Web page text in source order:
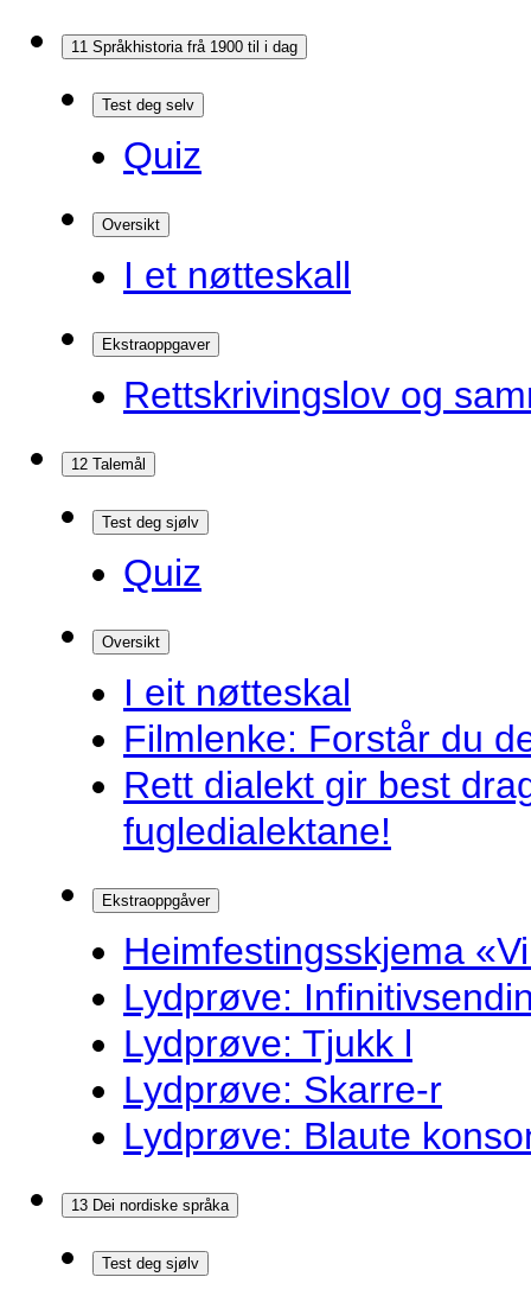
11 Språkhistoria frå 1900 til i dag
Test deg selv
Quiz
Oversikt
I et nøtteskall
Ekstraoppgaver
Rettskrivingslov og
12 Talemål
Test deg sjølv
Quiz
Oversikt
I eit nøtteskal
Filmlenke: Forstår du
Rett dialekt gir best
fugledialektane!
Ekstraoppgåver
Heimfestingsskjema
Lydprøve:
Lydprøve: Tjukk l
Lydprøve: Skarre-r
Lydprøve: Blaute
13 Dei nordiske språka
Test deg sjølv